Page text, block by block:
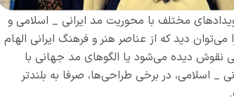
مختلف با محوریت مد ایرانی _ اسلامی و
دید که از عناصر هنر و فرهنگ ایرانی الهام
نقوش دیده می‌شود یا الگوهای مد جهانی با
_ اسلامی، در برخی طراحی‌ها، صرفا به بلندتر